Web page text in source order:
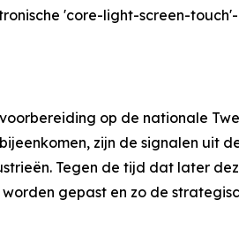
'core-light-screen-
op de nationale
zijn de signalen uit
Tegen de tijd dat later
gepast en zo de